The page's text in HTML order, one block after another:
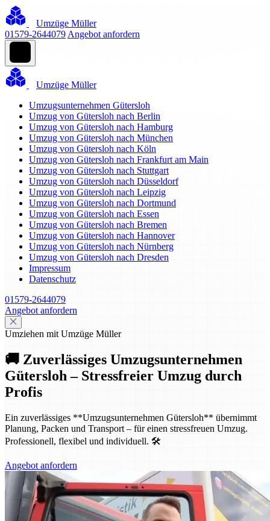
Umzüge Müller
01579-2644079 Angebot anfordern
Umzüge Müller
Umzugsunternehmen Gütersloh
Umzug von Gütersloh nach Berlin
Umzug von Gütersloh nach Hamburg
Umzug von Gütersloh nach München
Umzug von Gütersloh nach Köln
Umzug von Gütersloh nach Frankfurt am Main
Umzug von Gütersloh nach Stuttgart
Umzug von Gütersloh nach Düsseldorf
Umzug von Gütersloh nach Leipzig
Umzug von Gütersloh nach Dortmund
Umzug von Gütersloh nach Essen
Umzug von Gütersloh nach Bremen
Umzug von Gütersloh nach Hannover
Umzug von Gütersloh nach Nürnberg
Umzug von Gütersloh nach Dresden
Impressum
Datenschutz
01579-2644079
Angebot anfordern
Umziehen mit Umzüge Müller
🚚 Zuverlässiges Umzugsunternehmen
Gütersloh – Stressfreier Umzug durch
Profis
Ein zuverlässiges **Umzugsunternehmen Gütersloh** übernimmt
Planung, Packen und Transport – für einen stressfreuen Umzug.
Professionell, flexibel und individuell. 🛠️
Angebot anfordern